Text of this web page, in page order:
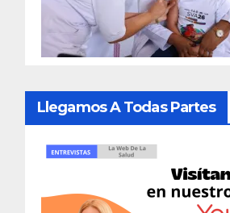
Llegamos A Todas Partes